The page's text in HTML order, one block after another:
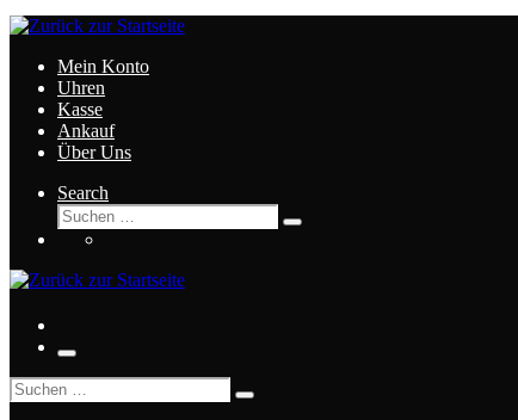
Zum
Inhalt
springenMein Konto
Uhren
Kasse
Ankauf
Über Uns
Search
Suche
Suchen
Menü
Suche
Suchen